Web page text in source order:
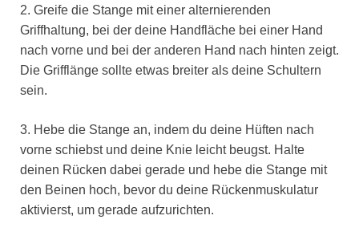
2. Greife die Stange mit einer alternierenden
Griffhaltung, bei der deine Handfläche bei einer Hand
nach vorne und bei der anderen Hand nach hinten zeigt.
Die Grifflänge sollte etwas breiter als deine Schultern
sein.
3. Hebe die Stange an, indem du deine Hüften nach
vorne schiebst und deine Knie leicht beugst. Halte
deinen Rücken dabei gerade und hebe die Stange mit
den Beinen hoch, bevor du deine Rückenmuskulatur
aktivierst, um gerade aufzurichten.